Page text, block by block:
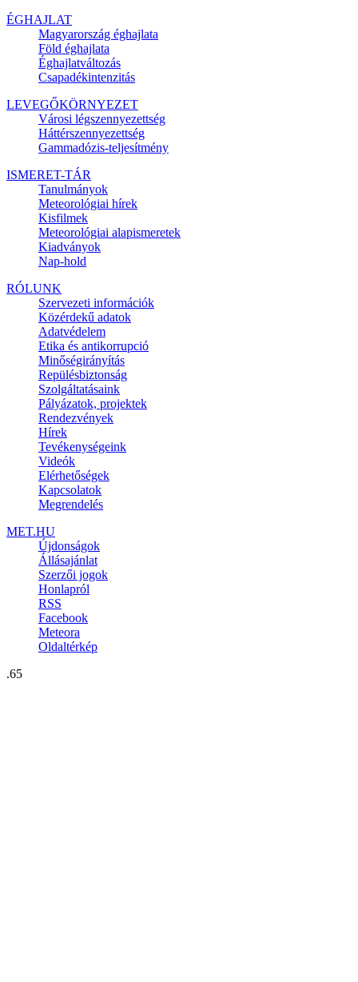
ÉGHAJLAT
Magyarország éghajlata
Föld éghajlata
Éghajlatváltozás
Csapadékintenzitás
LEVEGŐKÖRNYEZET
Városi légszennyezettség
Háttérszennyezettség
Gammadózis-teljesítmény
ISMERET-TÁR
Tanulmányok
Meteorológiai hírek
Kisfilmek
Meteorológiai alapismeretek
Kiadványok
Nap-hold
RÓLUNK
Szervezeti információk
Közérdekű adatok
Adatvédelem
Etika és antikorrupció
Minőségirányítás
Repülésbiztonság
Szolgáltatásaink
Pályázatok, projektek
Rendezvények
Hírek
Tevékenységeink
Videók
Elérhetőségek
Kapcsolatok
Megrendelés
MET.HU
Újdonságok
Állásajánlat
Szerzői jogok
Honlapról
RSS
Facebook
Meteora
Oldaltérkép
.65